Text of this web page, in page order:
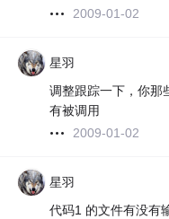
2009-01-02
星羽
调整跟踪一下，你那
有被调用
2009-01-02
星羽
代码1 的文件有没有